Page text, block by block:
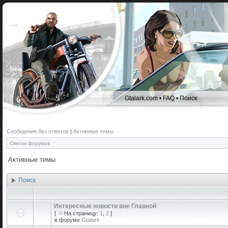
Gtalark.com •FAQ•Поиск
Сообщения без ответов | Активные темы
Список форумов
Активные темы
Поиск
Интересные новости вне Главной
[ На страницу: 1 2 ]
в форуме Gtalark